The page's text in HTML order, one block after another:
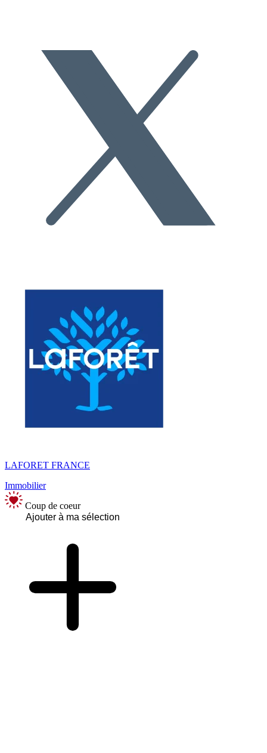
LAFORET FRANCE
Immobilier
Coup de coeur
Ajouter à ma sélection